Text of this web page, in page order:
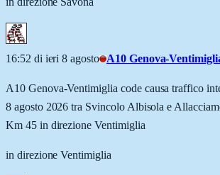
16:52 di ieri 8 agosto A10 Genova-
A10 Genova-Ventimiglia code causa traffico
8 agosto 2026 tra Svincolo Albisola e
Km 45 in direzione Ventimiglia
in direzione Ventimiglia